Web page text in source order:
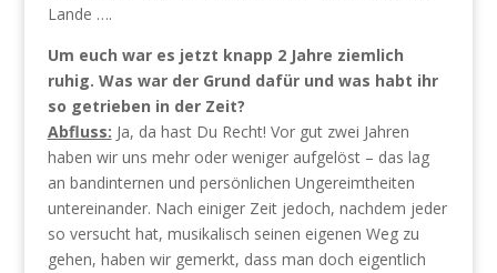
Lande ….
Um euch war es jetzt knapp 2 Jahre ziemlich
ruhig. Was war der Grund dafür und was habt ihr
so getrieben in der Zeit?
Abfluss: Ja, da hast Du Recht! Vor gut zwei Jahren
haben wir uns mehr oder weniger aufgelöst – das lag
an bandinternen und persönlichen Ungereimtheiten
untereinander. Nach einiger Zeit jedoch, nachdem jeder
so versucht hat, musikalisch seinen eigenen Weg zu
gehen, haben wir gemerkt, dass man doch eigentlich